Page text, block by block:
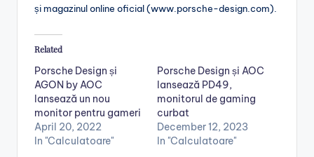
și magazinul online oficial (www.porsche-design.com).
Related
Porsche Design și
AGON by AOC
lansează un nou
monitor pentru gameri
April 20, 2022
In "Calculatoare"
Porsche Design și AOC
lansează PD49,
monitorul de gaming
curbat
December 12, 2023
In "Calculatoare"